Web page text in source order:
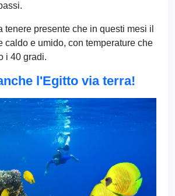
tenere presente che in questi mesi il
caldo e umido, con temperature che
i 40 gradi.
l'Egitto via terra!